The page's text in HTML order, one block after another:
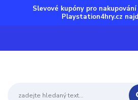
Slevové kupóny pro
Playstation4hry.cz